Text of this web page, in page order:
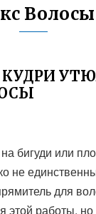
Волосы
КУДРИ
бигуди или
не
для
этой работы,